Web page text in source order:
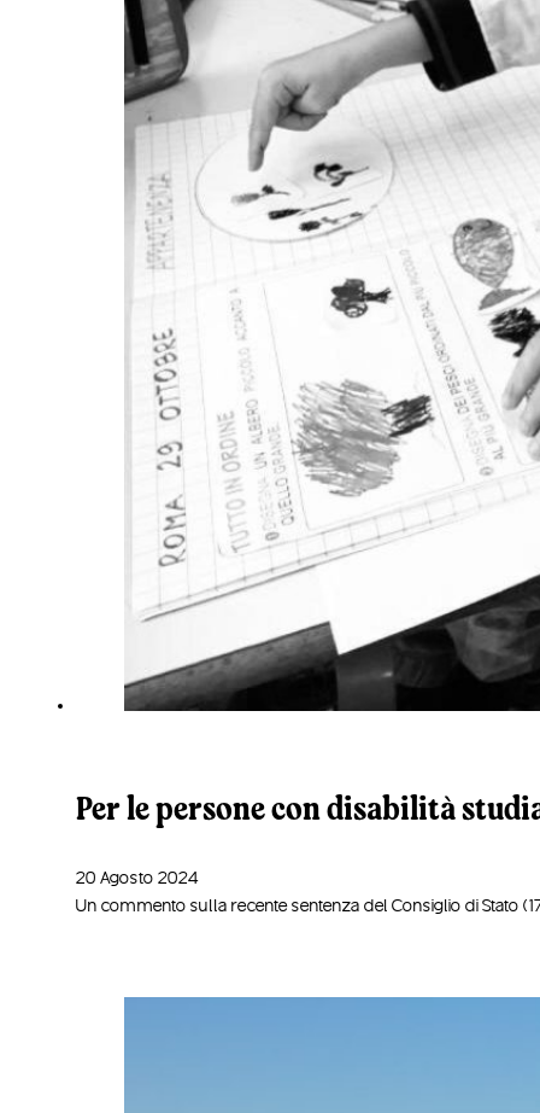
Per le persone con disabilità
20 Agosto 2024
Un commento sulla recente sentenza del Consiglio di Stato